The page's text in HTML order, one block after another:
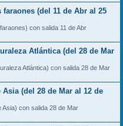
(del 11 de Abr al 25
con salida 11 de Abr
Atlántica (del 28 de Mar
Atlántica) con salida 28 de Mar
(del 28 de Mar al 12 de
Asia) con salida 28 de Mar